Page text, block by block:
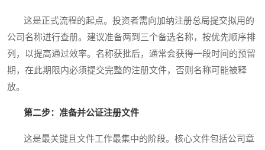
这是正式流程的起点。投资者需向加纳注册总局提交拟用的
公司名称进行查册。建议准备两到三个备选名称，按优先顺序排
列，以提高通过效率。名称获批后，通常会获得一段时间的预留
期，在此期限内必须提交完整的注册文件，否则名称可能被释
放。
第二步：准备并公证注册文件
这是最关键且文件工作最集中的阶段。核心文件包括公司章